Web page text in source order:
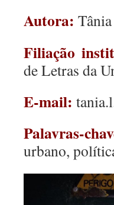
Autora:
Filiação
de Letras da
E-mail:
Palavras-
urbano,